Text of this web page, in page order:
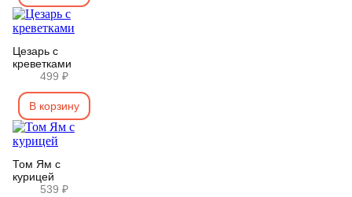
Цезарь с
креветками
499 ₽
В корзину
Том Ям с
курицей
539 ₽